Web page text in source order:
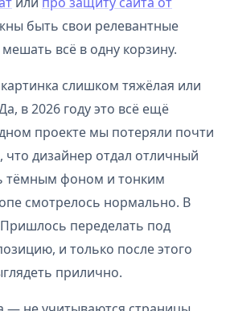
быть свои релевантные
всё в одну корзину.
слишком тяжёлая или
в 2026 году это всё ещё
проекте мы потеряли почти
что дизайнер отдал отличный
тёмным фоном и тонким
смотрелось нормально. В
переделать под
и только после этого
прилично.